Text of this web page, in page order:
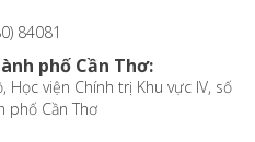
84081
phố Cần Thơ:
Học viện Chính trị Khu vực IV, số
phố Cần Thơ